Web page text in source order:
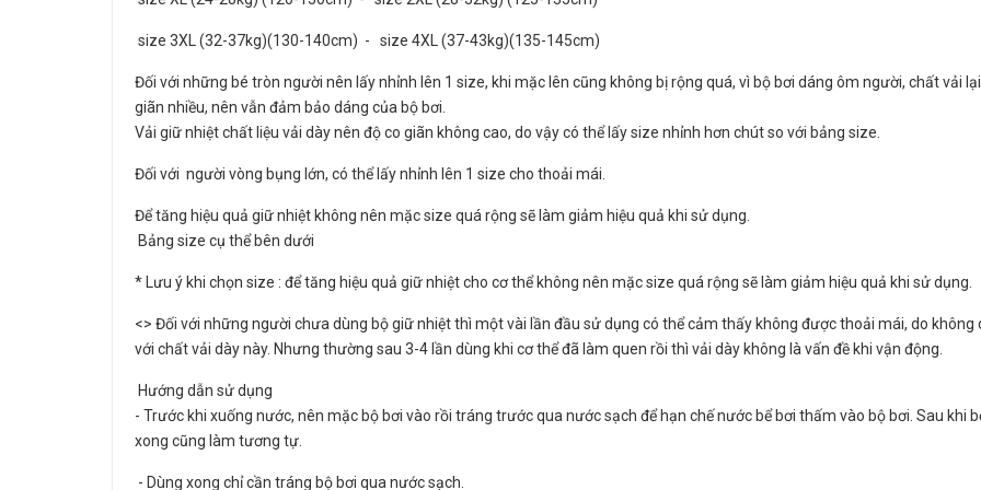
size 3XL (32-37kg)(130-140cm) - size 4XL (37-43kg)(135-145cm)
Đối với những bé tròn người nên lấy nhỉnh lên 1 size, khi mặc lên cũng không bị rộng quá, vì bộ bơi dáng ôm người, chất vải
giãn nhiều, nên vẫn đảm bảo dáng của bộ bơi.
Vải giữ nhiệt chất liệu vải dày nên độ co giãn không cao, do vậy có thể lấy size nhỉnh hơn chút so với bảng size.
Đối với người vòng bụng lớn, có thể lấy nhỉnh lên 1 size cho thoải mái.
Để tăng hiệu quả giữ nhiệt không nên mặc size quá rộng sẽ làm giảm hiệu quả khi sử dụng.
Bảng size cụ thể bên dưới
* Lưu ý khi chọn size : để tăng hiệu quả giữ nhiệt cho cơ thể không nên mặc size quá rộng sẽ làm giảm hiệu quả khi sử dụng.
<> Đối với những người chưa dùng bộ giữ nhiệt thì một vài lần đầu sử dụng có thể cảm thấy không được thoải mái, do không
với chất vải dày này. Nhưng thường sau 3-4 lần dùng khi cơ thể đã làm quen rồi thì vải dày không là vấn đề khi vận động.
Hướng dẫn sử dụng
- Trước khi xuống nước, nên mặc bộ bơi vào rồi tráng trước qua nước sạch để hạn chế nước bể bơi thấm vào bộ bơi. Sau khi
xong cũng làm tương tự.
- Dùng xong chỉ cần tráng bộ bơi qua nước sạch.